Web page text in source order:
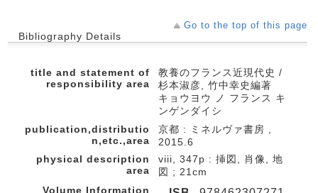
Go to the top of this page
Bibliography Details
title and statement of
responsibility area
教養のフランス近現代史 /
杉本淑彦, 竹中幸史編著
キョウヨウ ノ フランス キ
ンゲンダイシ
publication,distributio
n,etc.,area
京都 : ミネルヴァ書房 ,
2015.6
physical description
area
viii, 347p : 挿図, 肖像, 地
図 ; 21cm
Volume Information